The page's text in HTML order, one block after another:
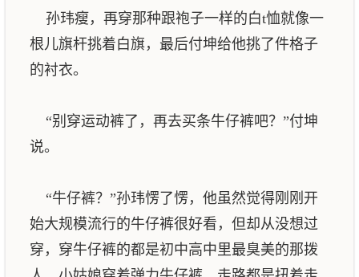
孙玮瘦，再穿那种跟袍子一样的白t恤就像一
根儿旗杆挑着白旗，最后付坤给他挑了件格子
的衬衣。
“别穿运动裤了，再去买条牛仔裤吧？”付坤
说。
“牛仔裤？”孙玮愣了愣，他虽然觉得刚刚开
始大规模流行的牛仔裤很好看，但却从没想过
穿，穿牛仔裤的都是初中高中里最臭美的那拨